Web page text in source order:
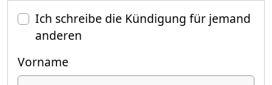
Ich schreibe die Kündigung für jemand
anderen
Vorname